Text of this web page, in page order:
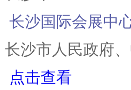
长沙国际会展中
长沙市人民政府
点击查看